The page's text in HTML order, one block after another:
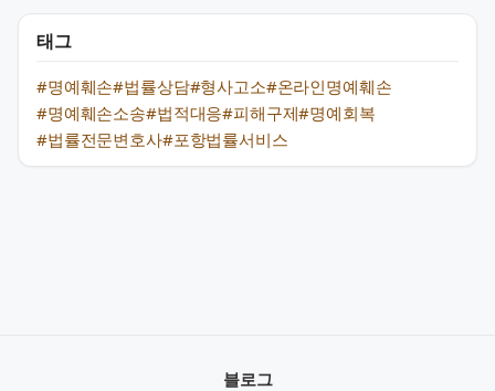
태그
#명예훼손#법률상담#형사고소#온라인명예훼손
#명예훼손소송#법적대응#피해구제#명예회복
#법률전문변호사#포항법률서비스
블로그